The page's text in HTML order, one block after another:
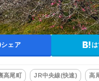
シェア
高尾町 JR中央線(快速) 高